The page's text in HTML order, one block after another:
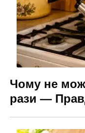
Чому не
рази —